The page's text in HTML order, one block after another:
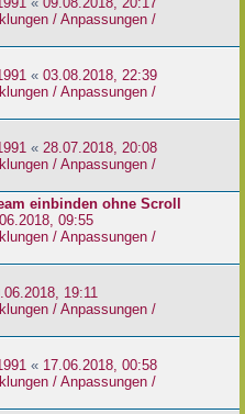
/ Anpassungen /
« 03.08.2018, 22:39
/ Anpassungen /
« 28.07.2018, 20:08
/ Anpassungen /
einbinden ohne Scroll
09:55
/ Anpassungen /
19:11
/ Anpassungen /
« 17.06.2018, 00:58
/ Anpassungen /